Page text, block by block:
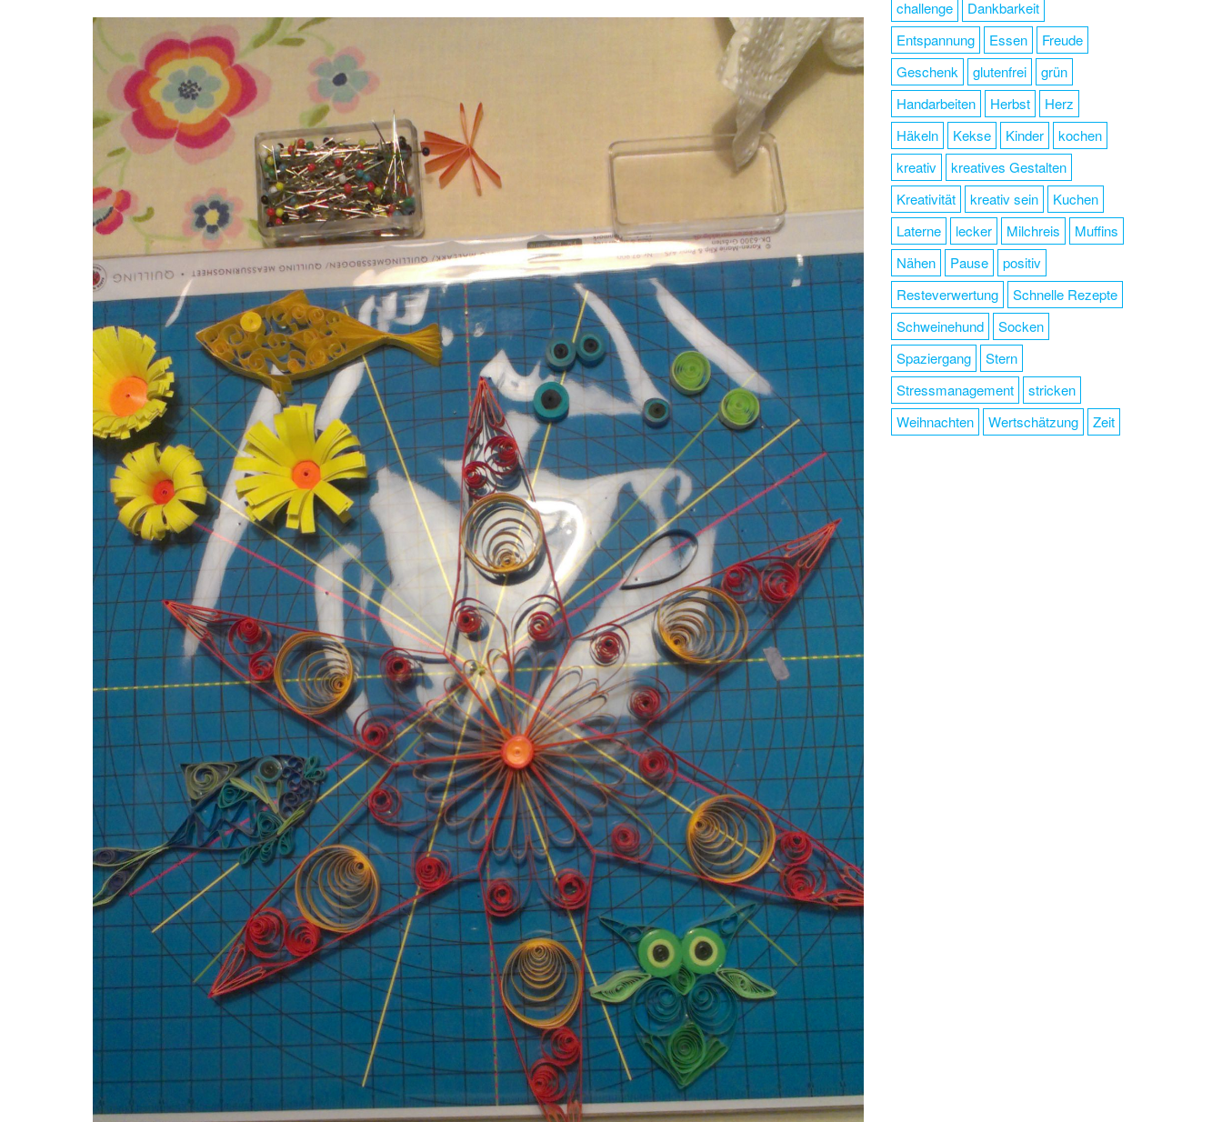
challenge
Dankbarkeit
Entspannung
Essen
Freude
Geschenk
glutenfrei
grün
Handarbeiten
Herbst
Herz
Häkeln
Kekse Kinder
kochen
kreativ
kreatives Gestalten
Kreativität
kreativ sein
Kuchen
Laterne
lecker Milchreis
Muffins
Nähen
Pause
positiv
Resteverwertung
Schnelle Rezepte
Schweinehund
Socken
Spaziergang
Stern
Stressmanagement
stricken
Weihnachten
Wertschätzung Zeit